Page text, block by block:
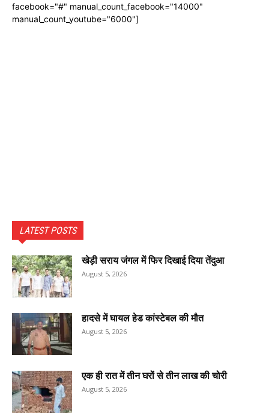
facebook="#" manual_count_facebook="14000"
manual_count_youtube="6000"]
LATEST POSTS
खेड़ी सराय जंगल में फिर दिखाई दिया तेंदुआ
August 5, 2026
हादसे में घायल हेड कांस्टेबल की मौत
August 5, 2026
एक ही रात में तीन घरों से तीन लाख की चोरी
August 5, 2026